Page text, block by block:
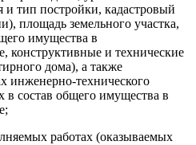
и тип постройки, кадастровый
площадь земельного участка,
имущества в
конструктивные и технические
дома), а также
инженерно-технического
в состав общего имущества в
работах (оказываемых